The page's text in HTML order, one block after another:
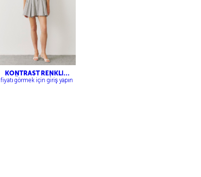
KONTRAST RENKLİ
GÖMLEK ELBİSE
fiyatı görmek için giriş yapın